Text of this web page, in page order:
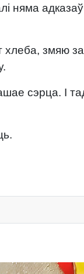
няма
хлеба, змяю
сэрца. І